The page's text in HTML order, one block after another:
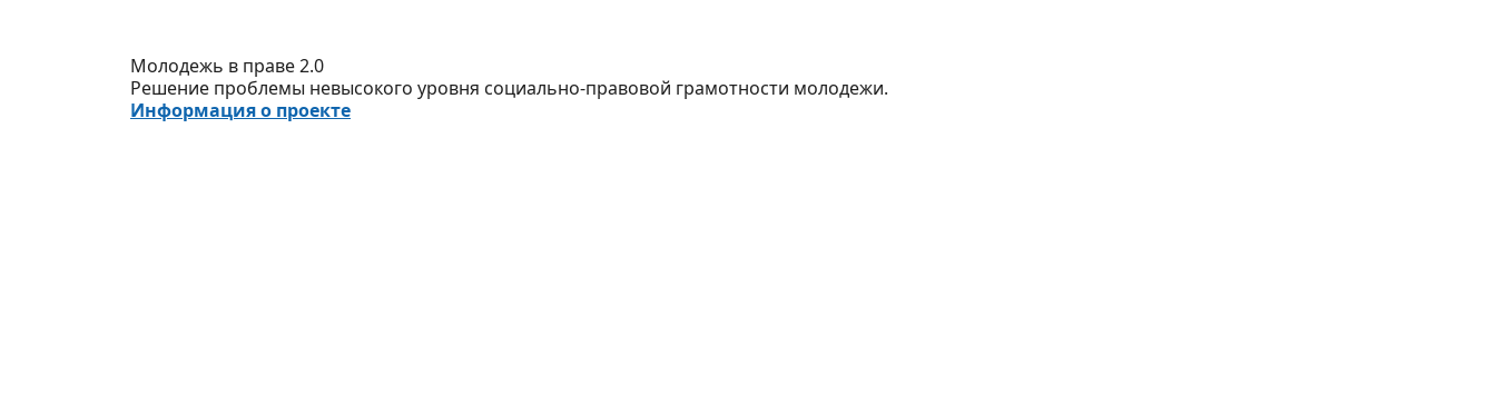
Молодежь в праве 2.0
Решение проблемы невысокого уровня социально-правовой грамотности молодежи.
Информация о проекте